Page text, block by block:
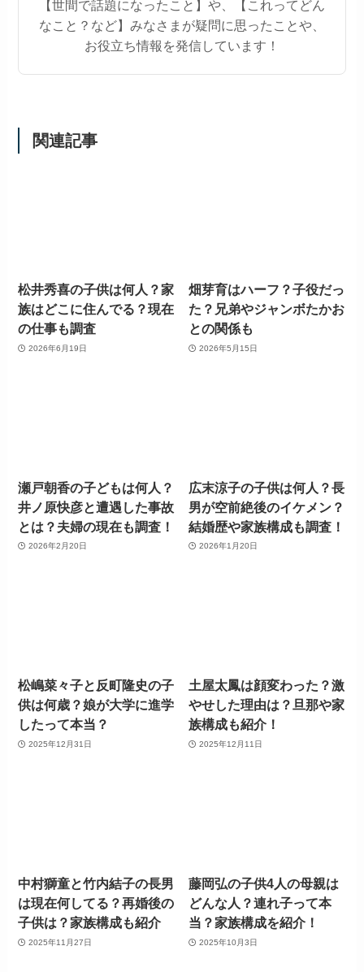
【世間で話題になったこと】や、【これってどん
なこと？など】みなさまが疑問に思ったことや、
お役立ち情報を発信しています！
関連記事
松井秀喜の子供は何人？家
族はどこに住んでる？現在
の仕事も調査
2026年6月19日
畑芽育はハーフ？子役だっ
た？兄弟やジャンボたかお
との関係も
2026年5月15日
瀬戸朝香の子どもは何人？
井ノ原快彦と遭遇した事故
とは？夫婦の現在も調査！
2026年2月20日
広末涼子の子供は何人？長
男が空前絶後のイケメン？
結婚歴や家族構成も調査！
2026年1月20日
松嶋菜々子と反町隆史の子
供は何歳？娘が大学に進学
したって本当？
2025年12月31日
土屋太鳳は顔変わった？激
やせした理由は？旦那や家
族構成も紹介！
2025年12月11日
中村獅童と竹内結子の長男
は現在何してる？再婚後の
子供は？家族構成も紹介
2025年11月27日
藤岡弘の子供4人の母親は
どんな人？連れ子って本
当？家族構成を紹介！
2025年10月3日